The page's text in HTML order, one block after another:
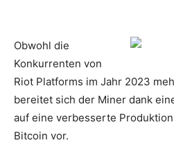
Obwohl die
Konkurrenten von
Riot Platforms im Jahr 2023
bereitet sich der Miner dank
auf eine verbesserte
Bitcoin vor.